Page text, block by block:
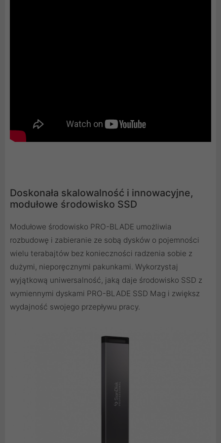
Doskonała skalowalność i innowacyjne,
modułowe środowisko SSD
Modułowe środowisko PRO-BLADE umożliwia
rozbudowę i zabieranie ze sobą dysków o pojemności
wielu terabajtów bez konieczności radzenia sobie z
dużymi, nieporęcznymi pakunkami. Wykorzystaj
wyjątkową uniwersalność, jaką daje środowisko SSD z
wymiennymi dyskami PRO-BLADE SSD Mag i zwiększ
wydajność swojego przepływu pracy.